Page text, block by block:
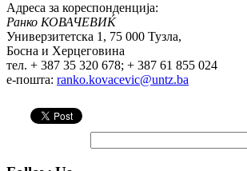
Адреса за кореспонденција:
Ранко КОВАЧЕВИЌ
Универзитетска 1, 75 000 Тузла,
Босна и Херцеговина
тел. + 387 35 320 678; + 387 61 855 024
е-пошта: ranko.kovacevic@untz.ba